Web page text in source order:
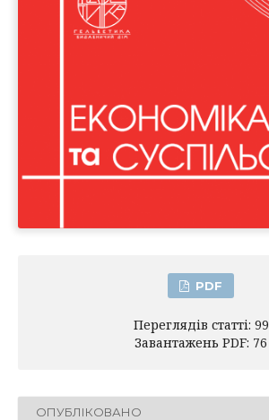
PDF
Переглядів статті: 99
Завантажень PDF: 76
ОПУБЛІКОВАНО